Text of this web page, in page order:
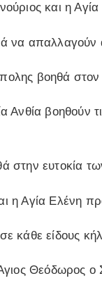
και η
να απαλλαγούν
βοηθά στον
Ανθία βοηθούν
στην ευτοκία
η Αγία Ελένη
κάθε είδους
Θεόδωρος